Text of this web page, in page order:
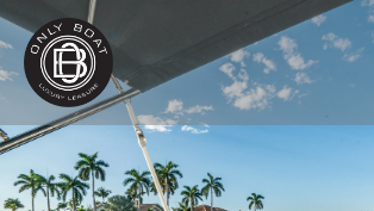
Panneau de gestion des cookies